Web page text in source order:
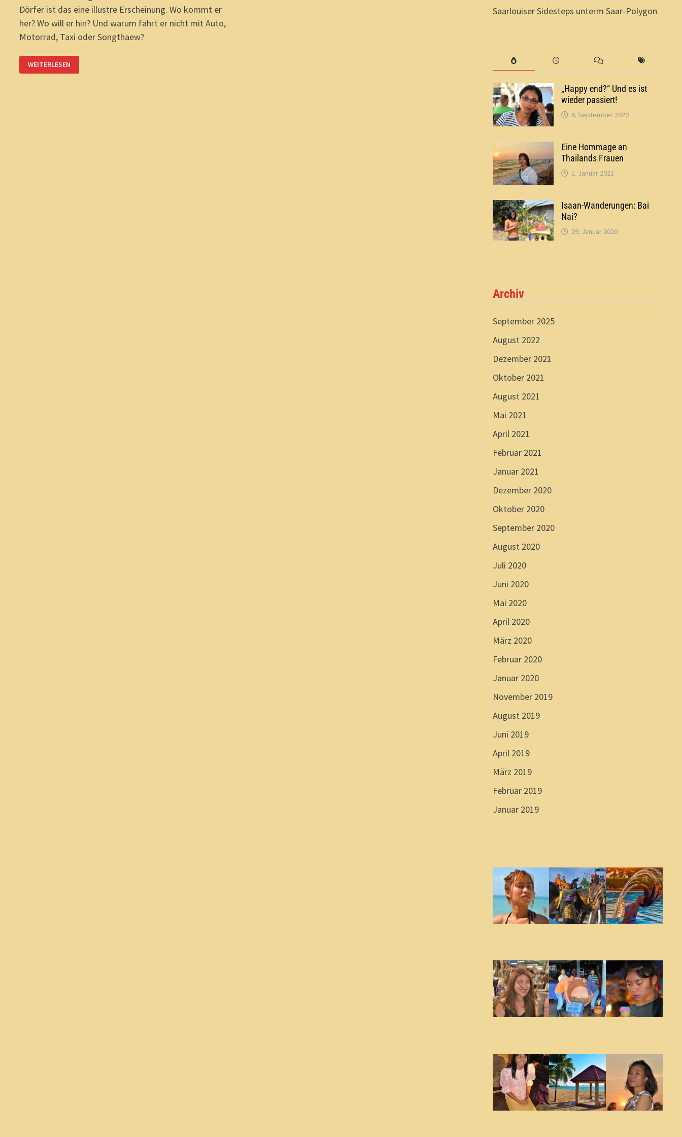
Dörfer ist das eine illustre Erscheinung. Wo kommt er
her? Wo will er hin? Und warum fährt er nicht mit Auto,
Motorrad, Taxi oder Songthaew?
ISAAN-
WANDERUNGEN:
BAI
WEITERLESEN
Saarlouiser Sidesteps unterm Saar-Polygon
„Happy end?“ Und es ist
wieder passiert!
6. September 2020
Eine Hommage an
Thailands Frauen
1. Januar 2021
Isaan-Wanderungen: Bai
Nai?
29. Januar 2020
Archiv
September 2025
August 2022
Dezember 2021
Oktober 2021
August 2021
Mai 2021
April 2021
Februar 2021
Januar 2021
Dezember 2020
Oktober 2020
September 2020
August 2020
Juli 2020
Juni 2020
Mai 2020
April 2020
März 2020
Februar 2020
Januar 2020
November 2019
August 2019
Juni 2019
April 2019
März 2019
Februar 2019
Januar 2019